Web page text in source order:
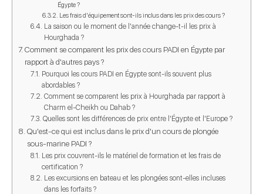
Égypte ?
Les frais d'équipement sont-ils inclus dans les prix des cours ?
La saison ou le moment de l'année change-t-il les prix à
Hourghada ?
Comment se comparent les prix des cours PADI en Égypte par
rapport à d'autres pays ?
Pourquoi les cours PADI en Égypte sont-ils souvent plus
abordables ?
Comment se comparent les prix à Hourghada par rapport à
Charm el-Cheikh ou Dahab ?
Quelles sont les différences de prix entre l'Égypte et l'Europe ?
Qu'est-ce qui est inclus dans le prix d'un cours de plongée
sous-marine PADI ?
Les prix couvrent-ils le matériel de formation et les frais de
certification ?
Les excursions en bateau et les plongées sont-elles incluses
dans les forfaits ?